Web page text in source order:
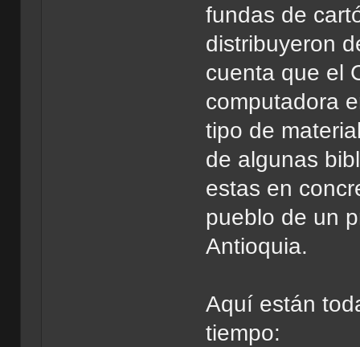
fundas de
distribuyeron
cuenta que el
computadora
tipo de
de algunas
estas en
pueblo de un
Antioquia.
Aquí están
tiempo: